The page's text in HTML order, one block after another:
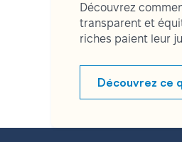
Découvrez
transparent et
riches paient leur
Découvrez ce